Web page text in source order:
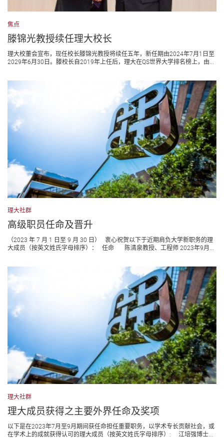
焦点
滕锦光教授续任理大校长
理大校董会宣布，现任校长滕锦光教授将续任五年，新任期由2024年7月1日至
2029年6月30日。滕校长自2019年上任后，理大在QS世界大学排名榜上，由...
理大社群
高级职员任命及晋升
（2023 年 7 月 1 日至 9 月 30 日） 衷心祝贺以下于近期肩负大学新职务的理
大成员（按英文姓氏字母排序）： 任命 陈清泉教授、工程师 2023年9月...
理大社群
理大成员获得之主要外界任命及奖项
以下是在2023年7月至9月期间获任命担任重要职务，以学术专长贡献社会，或
在学术上的成就获得认可的理大成员（按英文姓氏字母排序）: 江培强博士...